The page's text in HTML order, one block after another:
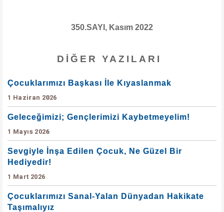
350.SAYI, Kasım 2022
DIĞER YAZILARI
Çocuklarımızı Başkası İle Kıyaslanmak
1 Haziran 2026
Geleceğimizi; Gençlerimizi Kaybetmeyelim!
1 Mayıs 2026
Sevgiyle İnşa Edilen Çocuk, Ne Güzel Bir
Hediyedir!
1 Mart 2026
Çocuklarımızı Sanal-Yalan Dünyadan Hakikate
Taşımalıyız